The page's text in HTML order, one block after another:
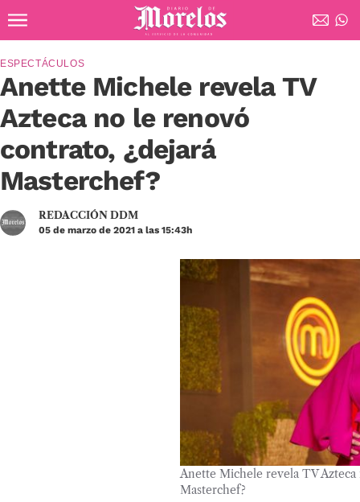
Diario de Morelos
Anette Michele revela TV
Azteca no le renovó
contrato, ¿dejará
Masterchef?
ESPECTÁCULOS
REDACCIÓN DDM
05 de marzo de 2021 a las 15:43h
Anette Michele revela TV
Masterchef?